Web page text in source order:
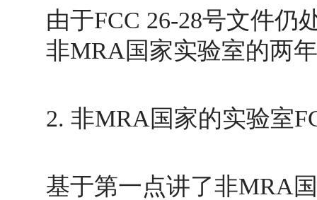
由于FCC 26-28号文件仍
非MRA国家实验室的两
2. 非MRA国家的实验室
基于第一点讲了非MRA